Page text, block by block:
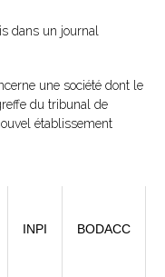
dans un journal
une société dont le
du tribunal de
établissement
INPI BODACC